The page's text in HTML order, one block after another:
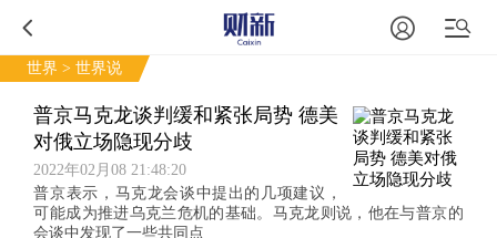
世界 > 世界说
普京马克龙谈判缓和紧张局势 德美
对俄立场隐现分歧
2022年02月08 21:48:20
普京表示，马克龙会谈中提出的几项建议，
可能成为推进乌克兰危机的基础。马克龙则说，他在与普京的
会谈中发现了一些共同点